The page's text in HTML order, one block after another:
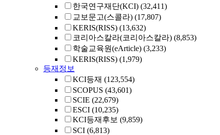
한국연구재단(KCI) (32,411)
교보문고(스콜라) (17,807)
KERIS(RISS) (13,632)
코리아스칼라(코리아스칼라) (8,853)
학술교육원(eArticle) (3,233)
KERIS(RISS) (1,979)
등재정보
KCI등재 (123,554)
SCOPUS (43,601)
SCIE (22,679)
ESCI (10,235)
KCI등재후보 (9,859)
SCI (6,813)